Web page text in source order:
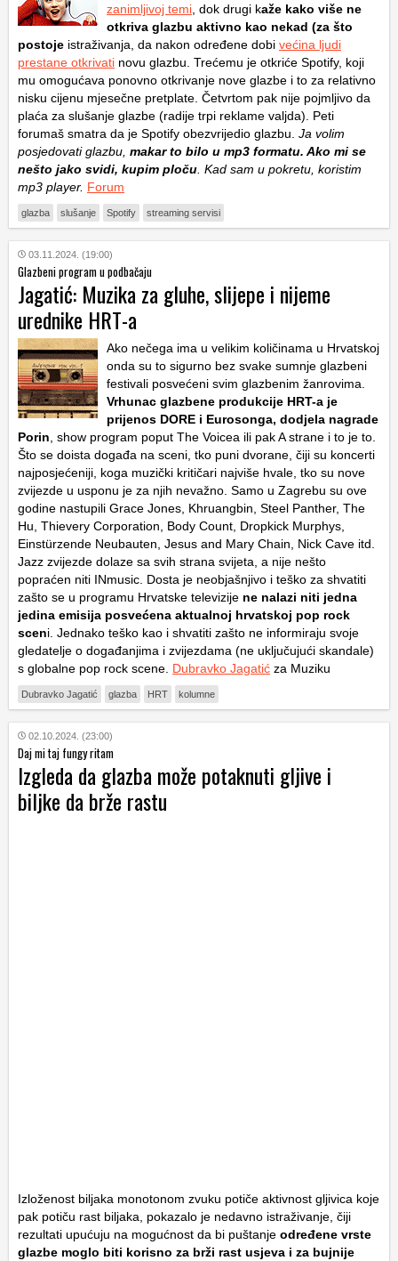
zanimljivoj temi , dok drugi kaže kako više ne
otkriva glazbu aktivno kao nekad (za što
postoje istraživanja, da nakon određene dobi većina ljudi
prestane otkrivati novu glazbu. Trećemu je otkriće Spotify, koji
mu omogućava ponovno otkrivanje nove glazbe i to za relativno
nisku cijenu mjesečne pretplate. Četvrtom pak nije pojmljivo da
plaća za slušanje glazbe (radije trpi reklame valjda). Peti
forumaš smatra da je Spotify obezvrijedio glazbu. Ja volim
posjedovati glazbu, makar to bilo u mp3 formatu. Ako mi se
nešto jako svidi, kupim ploču . Kad sam u pokretu, koristim
mp3 player. Forum
glazba slušanje Spotify streaming servisi
03.11.2024. (19:00)
Glazbeni program u podbačaju
Jagatić: Muzika za gluhe, slijepe i nijeme
urednike HRT-a
Ako nečega ima u velikim količinama u Hrvatskoj
onda su to sigurno bez svake sumnje glazbeni
festivali posvećeni svim glazbenim žanrovima.
Vrhunac glazbene produkcije HRT-a je
prijenos DORE i Eurosonga, dodjela nagrade
Porin , show program poput The Voicea ili pak A strane i to je to.
Što se doista događa na sceni, tko puni dvorane, čiji su koncerti
najposjećeniji, koga muzički kritičari najviše hvale, tko su nove
zvijezde u usponu je za njih nevažno. Samo u Zagrebu su ove
godine nastupili Grace Jones, Khruangbin, Steel Panther, The
Hu, Thievery Corporation, Body Count, Dropkick Murphys,
Einstürzende Neubauten, Jesus and Mary Chain, Nick Cave itd.
Jazz zvijezde dolaze sa svih strana svijeta, a nije nešto
popraćen niti INmusic. Dosta je neobjašnjivo i teško za shvatiti
zašto se u programu Hrvatske televizije ne nalazi niti jedna
jedina emisija posvećena aktualnoj hrvatskoj pop rock
sceni. Jednako teško kao i shvatiti zašto ne informiraju svoje
gledatelje o događanjima i zvijezdama (ne uključujući skandale)
s globalne pop rock scene. Dubravko Jagatić za Muziku
Dubravko Jagatić glazba HRT kolumne
02.10.2024. (23:00)
Daj mi taj fungy ritam
Izgleda da glazba može potaknuti gljive i
biljke da brže rastu
Izloženost biljaka monotonom zvuku potiče aktivnost gljivica koje
pak potiču rast biljaka, pokazalo je nedavno istraživanje, čiji
rezultati upućuju na mogućnost da bi puštanje određene vrste
glazbe moglo biti korisno za brži rast usjeva i za bujnije